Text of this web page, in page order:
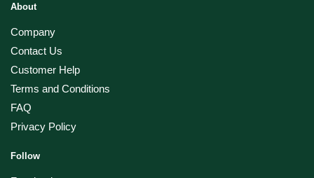
About
Company
Contact Us
Customer Help
Terms and Conditions
FAQ
Privacy Policy
Follow